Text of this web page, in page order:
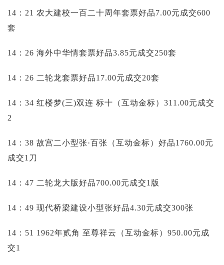
14：21 农大建校一百二十周年套票好品7.00元成交600
套
14：26 海外中华情套票好品3.85元成交250套
14：26 二轮龙套票好品17.00元成交20套
14：34 红楼梦(三)双连 标十（互动金标）311.00元成交
2
14：38 故宫二小型张·百张（互动金标）好品1760.00元
成交1刀
14：47 二轮龙大版好品700.00元成交1版
14：49 现代桥梁建设小型张好品4.30元成交300张
14：51 1962年贰角 至尊祥云（互动金标）950.00元成
交1